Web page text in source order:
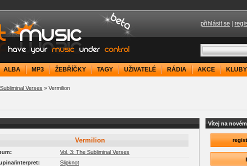
music under control
přihlásit se
ALBA MP3 ŽEBŘÍČKY TAGY UŽIVATELÉ RÁDIA AKCE KLUBY
Verses » Vermilion
Vermilion
Vol. 3: The Subliminal Verses
interpret:
Slipknot
Vítej na